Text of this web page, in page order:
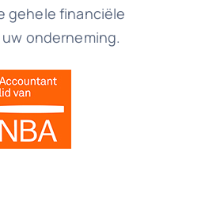
gehele financiële
onderneming.